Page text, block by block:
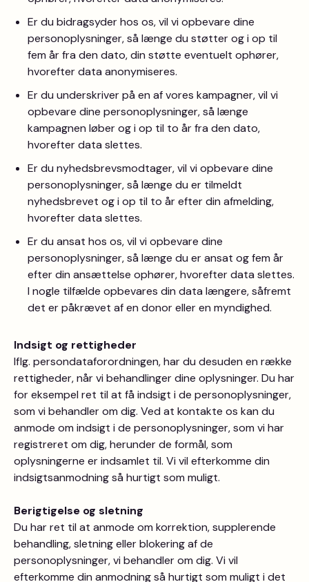
Er du bidragsyder hos os, vil vi opbevare dine
personoplysninger, så længe du støtter og i op til
fem år fra den dato, din støtte eventuelt ophører,
hvorefter data anonymiseres.
Er du underskriver på en af vores kampagner, vil vi
opbevare dine personoplysninger, så længe
kampagnen løber og i op til to år fra den dato,
hvorefter data slettes.
Er du nyhedsbrevsmodtager, vil vi opbevare dine
personoplysninger, så længe du er tilmeldt
nyhedsbrevet og i op til to år efter din afmelding,
hvorefter data slettes.
Er du ansat hos os, vil vi opbevare dine
personoplysninger, så længe du er ansat og fem år
efter din ansættelse ophører, hvorefter data slettes.
I nogle tilfælde opbevares din data længere, såfremt
det er påkrævet af en donor eller en myndighed.
Indsigt og rettigheder
Iflg. persondataforordningen, har du desuden en række
rettigheder, når vi behandlinger dine oplysninger. Du har
for eksempel ret til at få indsigt i de personoplysninger,
som vi behandler om dig. Ved at kontakte os kan du
anmode om indsigt i de personoplysninger, som vi har
registreret om dig, herunder de formål, som
oplysningerne er indsamlet til. Vi vil efterkomme din
indsigtsanmodning så hurtigt som muligt.
Berigtigelse og sletning
Du har ret til at anmode om korrektion, supplerende
behandling, sletning eller blokering af de
personoplysninger, vi behandler om dig. Vi vil
efterkomme din anmodning så hurtigt som muligt i det